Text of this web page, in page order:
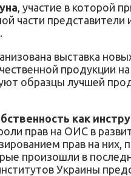
, участие в которой
части
выставка
продукции
образцы лучшей
как
прав на ОИС в
прав на них,
произошли в
Украины